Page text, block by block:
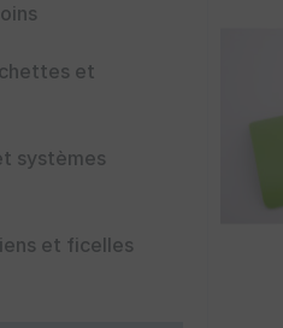
et
systèmes
et ficelles